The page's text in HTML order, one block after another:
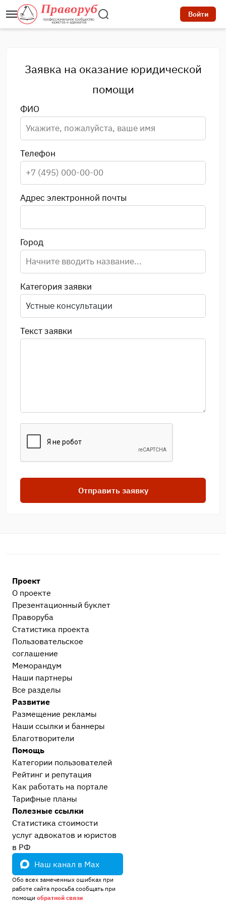
Войти
Заявка на оказание юридической
помощи
ФИО
Телефон
Адрес электронной почты
Город
Категория заявки
Текст заявки
Отправить заявку
Проект
О проекте
Презентационный букл​ет
Праворуба
Статистика проекта
Пользовательское
соглашение
Меморандум
Наши партнеры
Все разделы
Развитие
Размещение рекламы
Наши ссылки и баннеры
Благотворители
Помощь
Категории пользователей
Рейтинг и репутация
Как работать на портале
Тарифные планы
Полезные ссылки
Статистика стоимости
услуг адвокатов и юристов
в РФ
Наш канал в Max
Обо всех замеченных ошибках при
работе сайта просьба сообщать при
помощи обратной связи